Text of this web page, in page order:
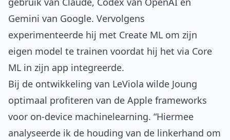
Gemini van Google. Vervolgens
experimenteerde hij met Create ML om zijn
eigen model te trainen voordat hij het via Core
ML in zijn app integreerde.
Bij de ontwikkeling van LeViola wilde Joung
optimaal profiteren van de Apple frameworks
voor on-device machinelearning. “Hiermee
analyseerde ik de houding van de linkerhand om